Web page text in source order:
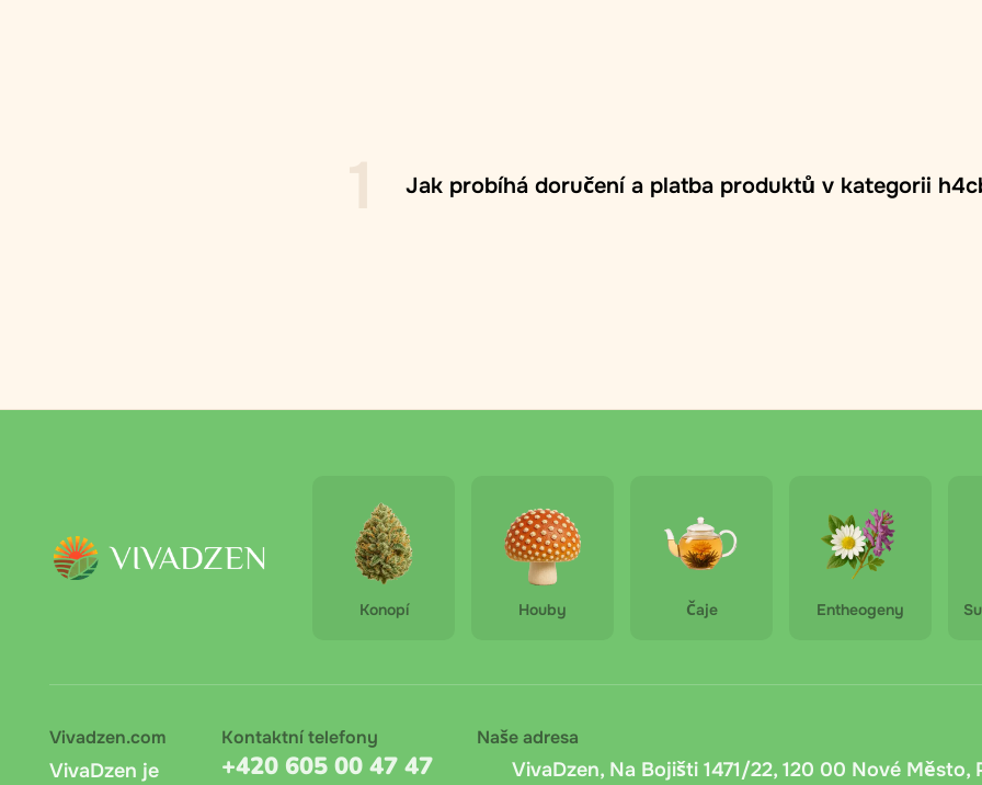
Jak probíhá doručení a platba produktů v kategorii
Dobírka Zasilkovna
: Dobírka prostřednictvím Zasilkovna v České
terminál k dispozici). Poplatek dopravce: fixních 15 CZK + 1 % z
počítá automaticky.
lze online bankovnictvím nebo QR kódem. Připsání peněz trvá 1 až
Konopí Houby Čaje Entheogeny
Vivadzen.com
VivaDzen je
Kontaktní telefony
+420 605 00 47 47
Naše adresa
VivaDzen, Na Bojišti 1471/22, 120 00 Nové Město,